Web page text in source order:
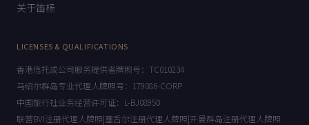
关于笛杨
LICENSES & QUALIFICATIONS
香港信托或公司服务提供者牌照号：TC010234
马绍尔群岛专业代理人牌照号：179086-CORP
中国旅行社业务经营许可证：L-BJ08950
联营BVI注册代理人牌照|塞舌尔注册代理人牌照|开曼群岛注册代理人牌照